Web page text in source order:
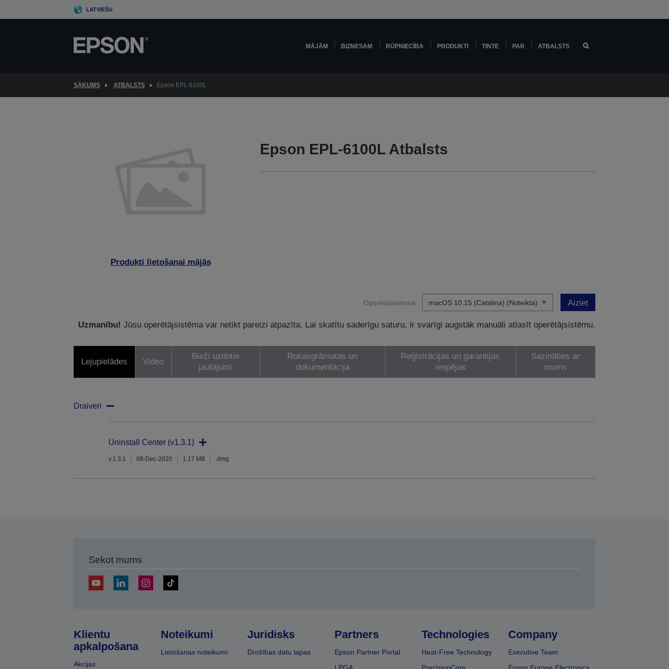
to
LATVIEŠU
MĀJĀM BIZNESAM RŪPNIECĪBA PRODUKTI TINTE PAR ATBALSTS
SĀKUMS ATBALSTS Epson EPL-6100L
Produkti lietošanai mājās
Epson EPL-6100L Atbalsts
Operētājsistēma: Aiziet
Uzmanību! Jūsu operētājsistēma var netikt pareizi atpazīta. Lai skatītu saderīgu saturu, ir svarīgi augstāk manuāli atlasīt operētājsistēmu.
Lejupielādes Video
Bieži uzdotie
jautājumi
Rokasgrāmatas un
dokumentācija
Reģistrācijas un garantijas
iespējas
Sazināties ar
mums
Draiveri
Uninstall Center (v1.3.1)
v.1.3.1 08-Dec-2020 1.17 MB .dmg
Sekot mums
Klientu
apkalpošana
Akcijas
Noteikumi
Lietošanas noteikumi
Juridisks
Drošības datu lapas
Partners
Epson Partner Portal
Technologies
Heat-Free Technology
Company
Executive Team